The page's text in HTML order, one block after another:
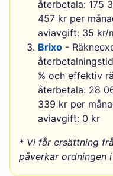
återbetala: 175
457 kr per
aviavgift: 35 kr/
Brixo -
% och effektiv
återbetala: 28
339 kr per
aviavgift: 0 kr
* Vi får ersättning
påverkar ordningen